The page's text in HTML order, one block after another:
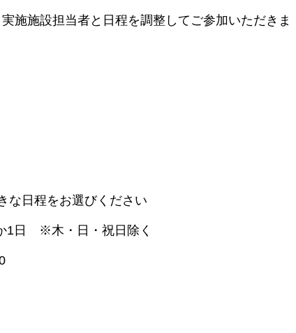
施施設担当者と日程を調整してご参加いただきま
な日程をお選びください
1日 ※木・日・祝日除く